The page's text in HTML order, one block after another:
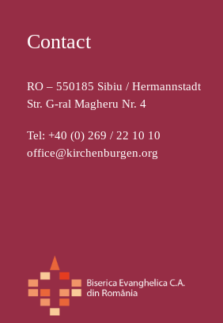
Contact
RO – 550185 Sibiu / Hermannstadt
Str. G-ral Magheru Nr. 4
Tel: +40 (0) 269 / 22 10 10
office@kirchenburgen.org